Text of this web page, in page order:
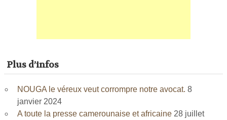
Plus d’infos
NOUGA le véreux veut corrompre notre avocat. 8
janvier 2024
A toute la presse camerounaise et africaine 28 juillet